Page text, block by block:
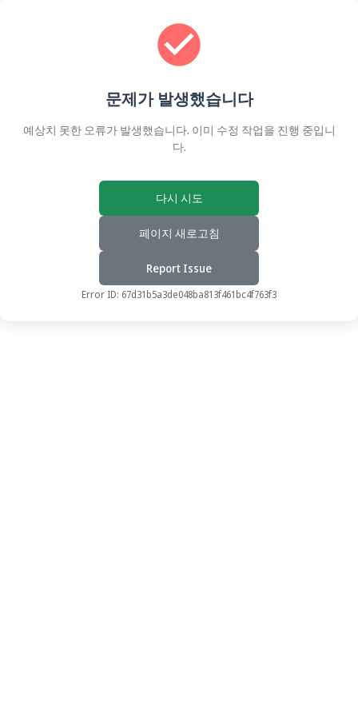
문제가 발생했습니다
예상치 못한 오류가 발생했습니다. 이미 수정 작업을 진행 중입니
다.
다시 시도
페이지 새로고침
Report Issue
Error ID: 67d31b5a3de048ba813f461bc4f763f3